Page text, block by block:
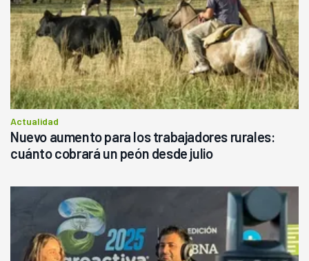
Actualidad
Nuevo aumento para los trabajadores rurales:
cuánto cobrará un peón desde julio